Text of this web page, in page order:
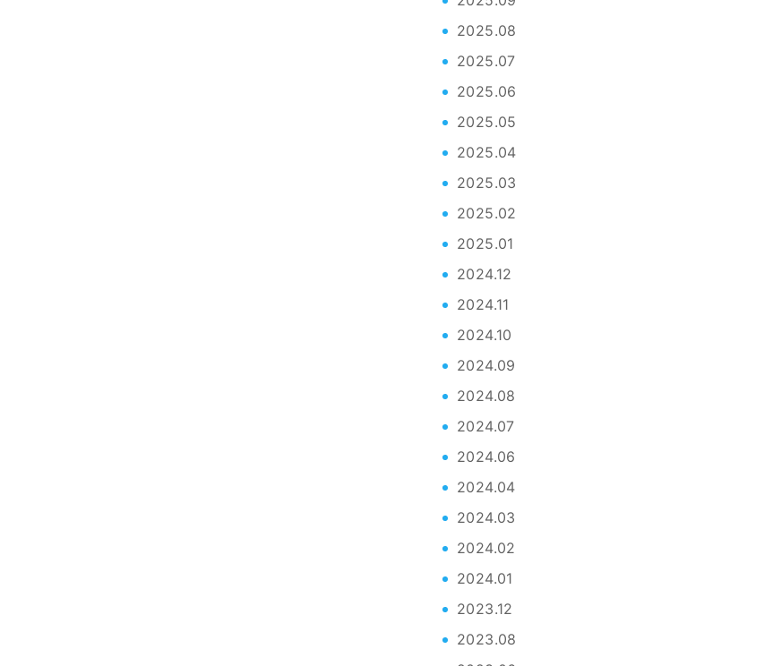
2025.08
2025.07
2025.06
2025.05
2025.04
2025.03
2025.02
2025.01
2024.12
2024.11
2024.10
2024.09
2024.08
2024.07
2024.06
2024.04
2024.03
2024.02
2024.01
2023.12
2023.08